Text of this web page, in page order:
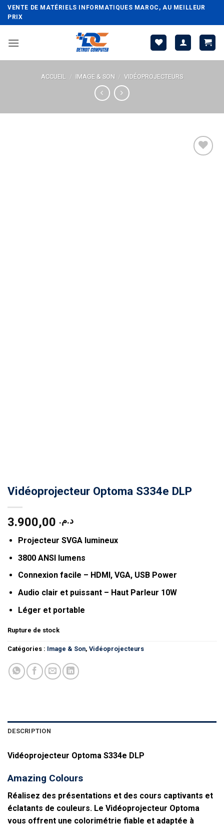
Passer
au
VENTE DE MATÉRIELS INFORMATIQUES MAROC, AU MEILLEUR
PRIX
ACCUEIL / IMAGE & SON / VIDÉOPROJECTEURS
Vidéoprojecteur Optoma S334e DLP
د.م.
Projecteur SVGA lumineux
3800 ANSI lumens
Connexion facile – HDMI, VGA, USB Power
Audio clair et puissant – Haut Parleur 10W
Léger et portable
Rupture de stock
Catégories : Image & Son, Vidéoprojecteurs
DESCRIPTION
Vidéoprojecteur Optoma S334e DLP
Amazing Colours
Réalisez des présentations et des cours captivants et
éclatants de couleurs. Le Vidéoprojecteur Optoma
vous offrent une colorimétrie fiable et adaptée à